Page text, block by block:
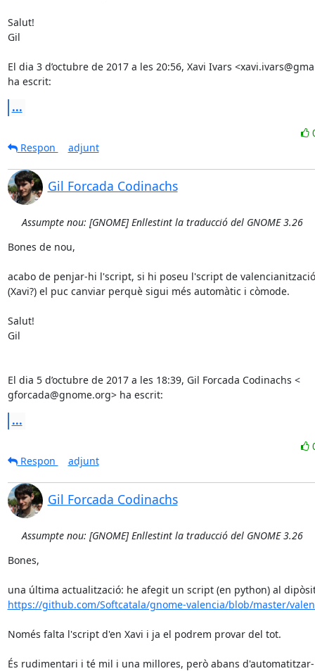
Salut!
Gil
El dia 3 d’octubre de 2017 a les 20:56, Xavi Ivars
ha escrit:
...
Respon
adjunt
Gil Forcada Codinachs
Assumpte nou: [GNOME] Enllestint la traducció del GNOME 3.26
Bones de nou,
acabo de penjar-hi l'script, si hi poseu l'script de valencianització
(Xavi?) el puc canviar perquè sigui més automàtic i còmode.
Salut!
Gil
El dia 5 d’octubre de 2017 a les 18:39, Gil Forcada Codinachs <
gforcada@gnome.org> ha escrit:
...
Respon
adjunt
Gil Forcada Codinachs
Assumpte nou: [GNOME] Enllestint la traducció del GNOME 3.26
Bones,
https://github.com/Softcatala/gnome-valencia/blob/master/
Només falta l'script d'en Xavi i ja el podrem provar del tot.
És rudimentari i té mil i una millores, però abans